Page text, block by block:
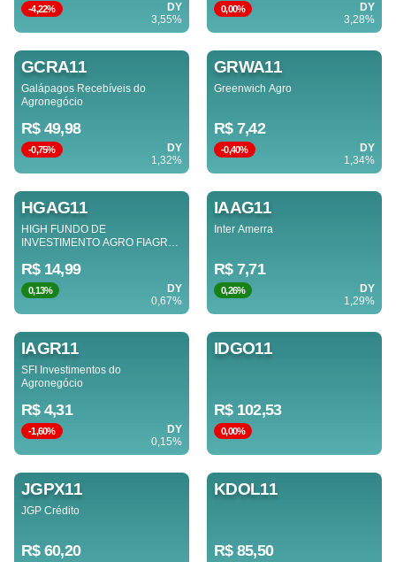
-4,22%
DY
3,55%
0,00%
DY
3,28%
GCRA11
Galápagos Recebíveis do
Agronegócio
R$ 49,98
-0,75%
DY
1,32%
GRWA11
Greenwich Agro
R$ 7,42
-0,40%
DY
1,34%
HGAG11
HIGH FUNDO DE
INVESTIMENTO AGRO FIAGRO
R$ 14,99
0,13%
DY
0,67%
IAAG11
Inter Amerra
R$ 7,71
0,26%
DY
1,29%
IAGR11
SFI Investimentos do
Agronegócio
R$ 4,31
-1,60%
DY
0,15%
IDGO11
R$ 102,53
0,00%
JGPX11
JGP Crédito
R$ 60,20
KDOL11
R$ 85,50